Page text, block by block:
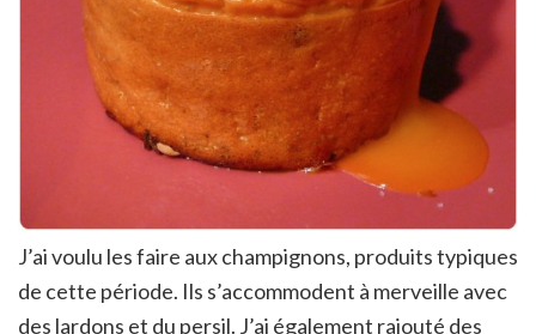
J’ai voulu les faire aux champignons, produits typiques
de cette période. Ils s’accommodent à merveille avec
des lardons et du persil. J’ai également rajouté des